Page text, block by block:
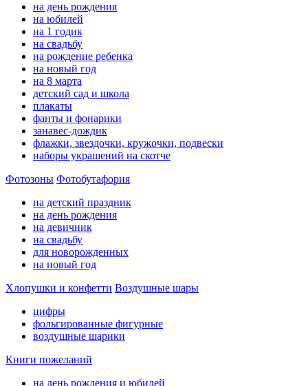
на день рождения
на юбилей
на 1 годик
на свадьбу
на рождение ребенка
на новый год
на 8 марта
детский сад и школа
плакаты
фанты и фонарики
занавес-дождик
флажки, звездочки, кружочки, подвески
наборы украшений на скотче
Фотозоны Фотобутафория
на детский праздник
на день рождения
на девичник
на свадьбу
для новорожденных
на новый год
Хлопушки и конфетти Воздушные шары
цифры
фольгированные фигурные
воздушные шарики
Книги пожеланий
на день рождения и юбилей